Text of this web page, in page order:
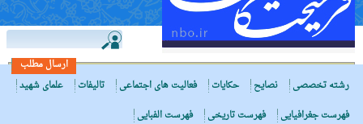
ارسال مطلب
رشته تخصصی
نصایح حکایات فعالیت های اجتماعی تالیفات
علمای شهید
فهرست جغرافیایی
فهرست تاریخی فهرست الفبایی